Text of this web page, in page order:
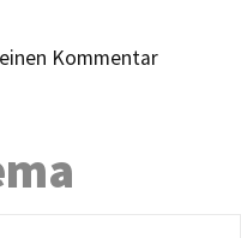
Kommentar